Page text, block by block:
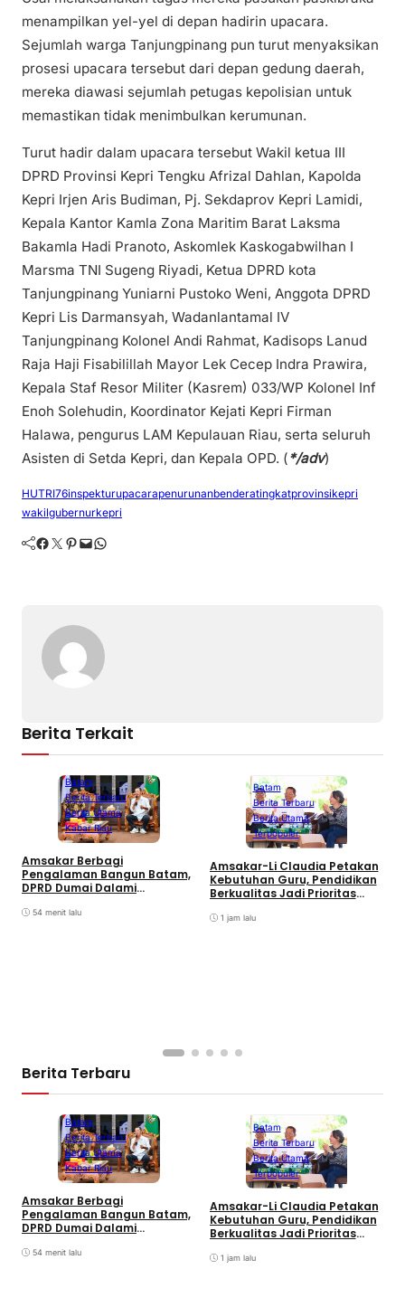
menampilkan yel-yel di depan hadirin upacara.
Sejumlah warga Tanjungpinang pun turut menyaksikan
prosesi upacara tersebut dari depan gedung daerah,
mereka diawasi sejumlah petugas kepolisian untuk
memastikan tidak menimbulkan kerumunan.
Turut hadir dalam upacara tersebut Wakil ketua III
DPRD Provinsi Kepri Tengku Afrizal Dahlan, Kapolda
Kepri Irjen Aris Budiman, Pj. Sekdaprov Kepri Lamidi,
Kepala Kantor Kamla Zona Maritim Barat Laksma
Bakamla Hadi Pranoto, Askomlek Kaskogabwilhan I
Marsma TNI Sugeng Riyadi, Ketua DPRD kota
Tanjungpinang Yuniarni Pustoko Weni, Anggota DPRD
Kepri Lis Darmansyah, Wadanlantamal IV
Tanjungpinang Kolonel Andi Rahmat, Kadisops Lanud
Raja Haji Fisabilillah Mayor Lek Cecep Indra Prawira,
Kepala Staf Resor Militer (Kasrem) 033/WP Kolonel Inf
Enoh Solehudin, Koordinator Kejati Kepri Firman
Halawa, pengurus LAM Kepulauan Riau, serta seluruh
Asisten di Setda Kepri, dan Kepala OPD. (*/adv)
HUTRI76inspekturupacarapenurunanbenderatingkatprovinsikepri
wakilgubernurkepri
Facebook Twitter Pinterest Mail WhatsApp
Berita Terkait
Batam
Berita Terbaru
Berita Utama
Kabar Riau
Amsakar Berbagi
Pengalaman Bangun Batam,
DPRD Dumai Dalami
54 menit lalu
Batam
Berita Terbaru
Berita Utama
Terpopuler
Amsakar-Li Claudia Petakan
Kebutuhan Guru, Pendidikan
Berkualitas Jadi Prioritas
1 jam lalu
Berita Terbaru
Batam
Berita Terbaru
Berita Utama
Kabar Riau
Amsakar Berbagi
Pengalaman Bangun Batam,
DPRD Dumai Dalami
54 menit lalu
Batam
Berita Terbaru
Berita Utama
Terpopuler
Amsakar-Li Claudia Petakan
Kebutuhan Guru, Pendidikan
Berkualitas Jadi Prioritas
1 jam lalu